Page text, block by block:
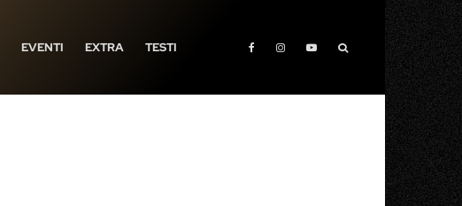
EVENTI EXTRA TESTI